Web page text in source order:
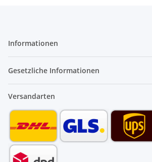
Informationen
Gesetzliche Informationen
Versandarten